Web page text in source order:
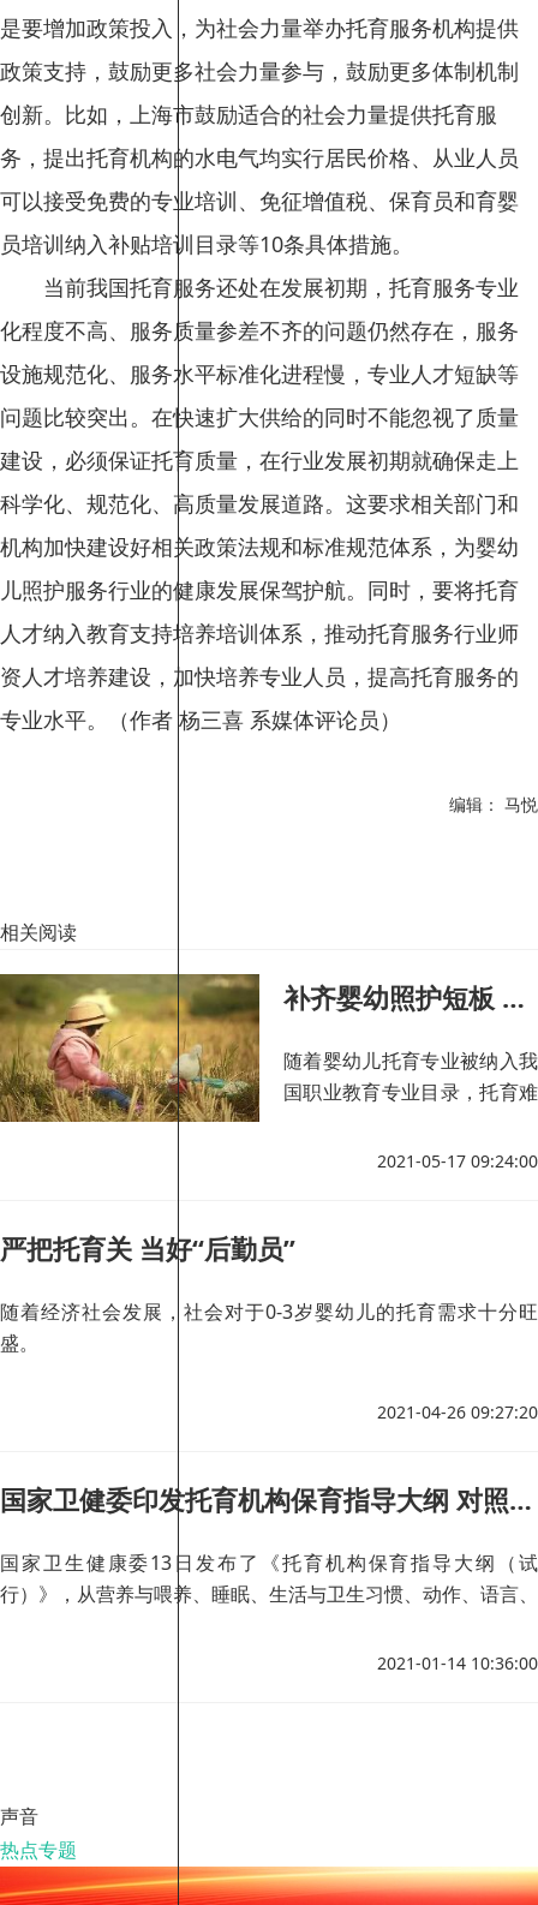
是要增加政策投入，为社会力量举办托育服务机构提供
政策支持，鼓励更多社会力量参与，鼓励更多体制机制
创新。比如，上海市鼓励适合的社会力量提供托育服
务，提出托育机构的水电气均实行居民价格、从业人员
可以接受免费的专业培训、免征增值税、保育员和育婴
员培训纳入补贴培训目录等10条具体措施。
当前我国托育服务还处在发展初期，托育服务专业
化程度不高、服务质量参差不齐的问题仍然存在，服务
设施规范化、服务水平标准化进程慢，专业人才短缺等
问题比较突出。在快速扩大供给的同时不能忽视了质量
建设，必须保证托育质量，在行业发展初期就确保走上
科学化、规范化、高质量发展道路。这要求相关部门和
机构加快建设好相关政策法规和标准规范体系，为婴幼
儿照护服务行业的健康发展保驾护航。同时，要将托育
人才纳入教育支持培养培训体系，推动托育服务行业师
资人才培养建设，加快培养专业人员，提高托育服务的
专业水平。（作者 杨三喜 系媒体评论员）
编辑： 马悦
相关阅读
补齐婴幼照护短板 职教新增托育专业
随着婴幼儿托育专业被纳入我
国职业教育专业目录，托育难
2021-05-17 09:24:00
严把托育关 当好“后勤员”
随着经济社会发展，社会对于0-3岁婴幼儿的托育需求十分旺
盛。
2021-04-26 09:27:20
国家卫健委印发托育机构保育指导大纲 对照护三个年龄段婴幼儿提出指导建议
国家卫生健康委13日发布了《托育机构保育指导大纲（试
行）》，从营养与喂养、睡眠、生活与卫生习惯、动作、语言、
规范的照护服务提出了具体规定，为托育机构的保育行为提供了
2021-01-14 10:36:00
声音
热点专题